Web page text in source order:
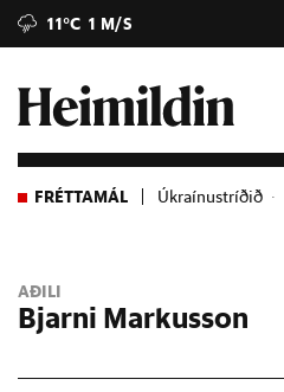
11°C 1 M/S
FRÉTTAMÁL Úkraínustríðið
AÐILI
Bjarni Markusson